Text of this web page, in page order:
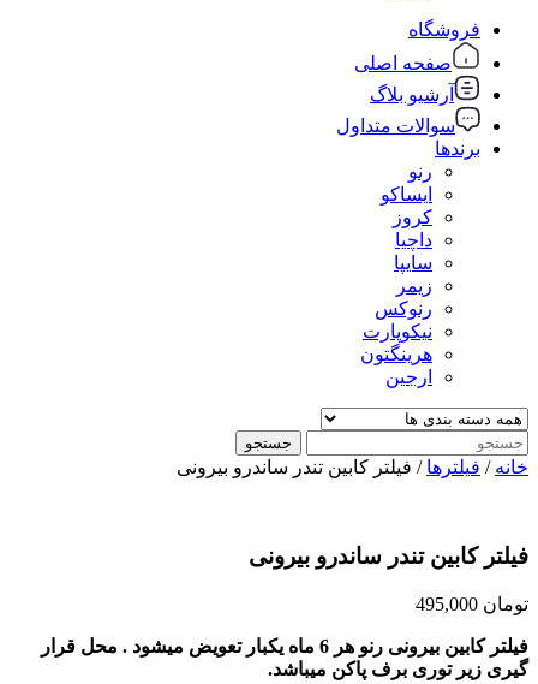
فروشگاه
صفحه اصلی
آرشیو بلاگ
سوالات متداول
برندها
رنو
ایساکو
کروز
داچیا
سایپا
زیمر
رنوکس
نیکوپارت
هرینگتون
ارجین
جستجو
خانه / فیلترها / فیلتر کابین تندر ساندرو بیرونی
فیلتر کابین تندر ساندرو بیرونی
تومان
فیلتر کابین بیرونی رنو هر 6 ماه یکبار تعویض میشود . محل قرار
گیری زیر توری برف پاکن میباشد.